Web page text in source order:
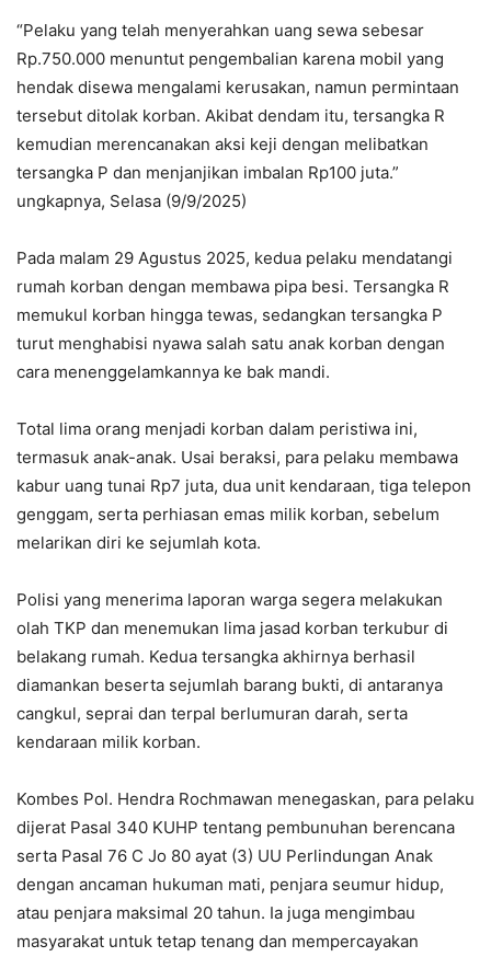
“Pelaku yang telah menyerahkan uang sewa sebesar
Rp.750.000 menuntut pengembalian karena mobil yang
hendak disewa mengalami kerusakan, namun permintaan
tersebut ditolak korban. Akibat dendam itu, tersangka R
kemudian merencanakan aksi keji dengan melibatkan
tersangka P dan menjanjikan imbalan Rp100 juta.”
ungkapnya, Selasa (9/9/2025)
Pada malam 29 Agustus 2025, kedua pelaku mendatangi
rumah korban dengan membawa pipa besi. Tersangka R
memukul korban hingga tewas, sedangkan tersangka P
turut menghabisi nyawa salah satu anak korban dengan
cara menenggelamkannya ke bak mandi.
Total lima orang menjadi korban dalam peristiwa ini,
termasuk anak-anak. Usai beraksi, para pelaku membawa
kabur uang tunai Rp7 juta, dua unit kendaraan, tiga telepon
genggam, serta perhiasan emas milik korban, sebelum
melarikan diri ke sejumlah kota.
Polisi yang menerima laporan warga segera melakukan
olah TKP dan menemukan lima jasad korban terkubur di
belakang rumah. Kedua tersangka akhirnya berhasil
diamankan beserta sejumlah barang bukti, di antaranya
cangkul, seprai dan terpal berlumuran darah, serta
kendaraan milik korban.
Kombes Pol. Hendra Rochmawan menegaskan, para pelaku
dijerat Pasal 340 KUHP tentang pembunuhan berencana
serta Pasal 76 C Jo 80 ayat (3) UU Perlindungan Anak
dengan ancaman hukuman mati, penjara seumur hidup,
atau penjara maksimal 20 tahun. Ia juga mengimbau
masyarakat untuk tetap tenang dan mempercayakan